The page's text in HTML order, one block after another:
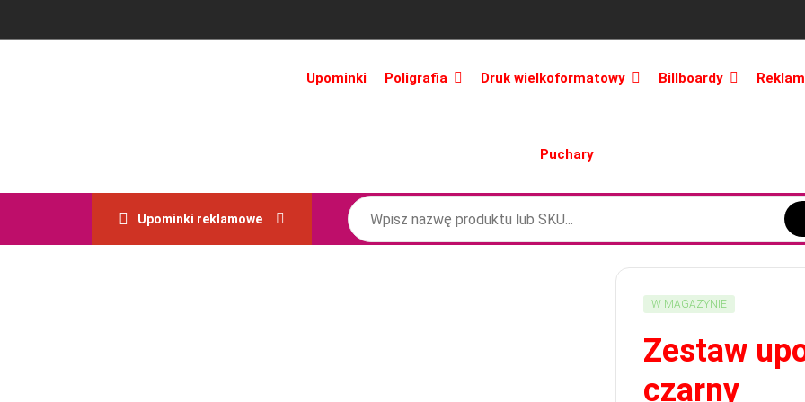
Upominki Poligrafia Druk wielkoformatowy Billboardy
Puchary
Upominki reklamowe
W MAGAZYNIE
Zestaw
czarny